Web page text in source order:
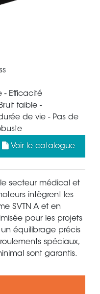
- Efficacité
faible -
de vie - Pas de
Voir le catalogue
secteur médical et
intègrent les
SVTN A et en
pour les projets
équilibrage précis
spéciaux,
sont garantis.